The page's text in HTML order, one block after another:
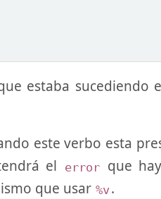
estaba sucediendo
este verbo esta
el error que
que usar %v.